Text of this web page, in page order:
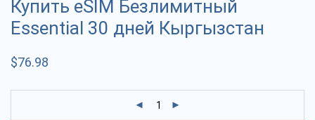
Купить eSIM Безлимитный
Essential 30 дней Кыргызстан
$76.98